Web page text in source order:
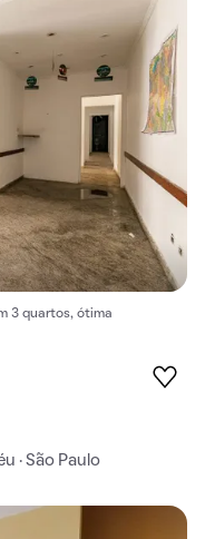
3 quartos, ótima
· São Paulo